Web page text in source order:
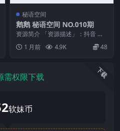
秘语空间
鹅鹅 秘语空间 NO.010期
资源简介 「资源描述」：抖音 鹅
鹅 秘语空间 NO.010期 【29P6V】
「...1 月前 4.9K 48
下载
需权限下载
软妹币